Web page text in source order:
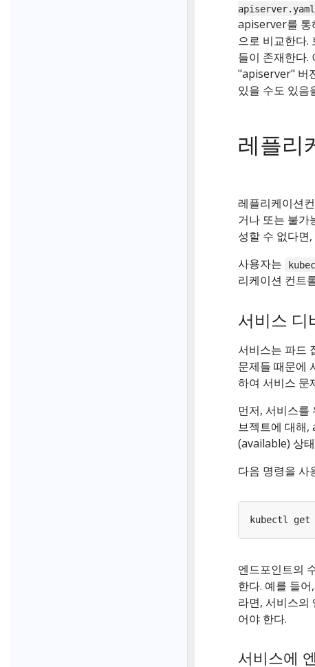
apiserver.yaml
apiserver를 통
으로 비교한다.
들이 존재한다.
"apiserver" 버
있을 수도 있음
레플리
레플리케이션
거나 또는 불가
성할 수 없다면,
사용자는
리케이션 컨트
서비스 디
서비스는 파드
문제들 때문에
하여 서비스 문
먼저, 서비스를
브젝트에 대해
(available) 상
다음 명령을 사
kubectl get
엔드포인트의
한다. 예를 들
라면, 서비스의
어야 한다.
서비스에